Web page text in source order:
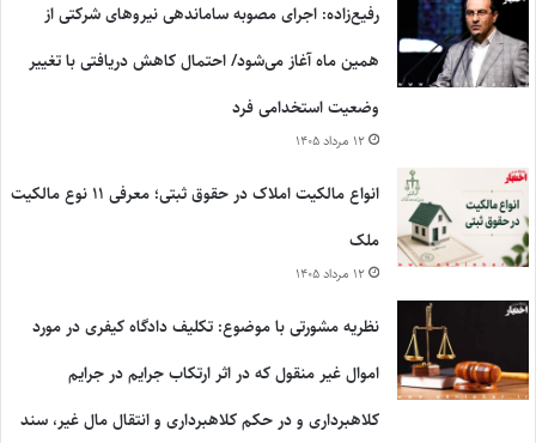
رفیع‌زاده: اجرای مصوبه ساماندهی نیروهای شرکتی از
همین ماه آغاز می‌شود/ احتمال کاهش دریافتی با تغییر
وضعیت استخدامی فرد
۱۲ مرداد ۱۴۰۵
انواع مالکیت املاک در حقوق ثبتی؛ معرفی ۱۱ نوع مالکیت
ملک
۱۲ مرداد ۱۴۰۵
نظریه مشورتی با موضوع: تکلیف دادگاه کیفری در مورد
اموال غیر منقول که در اثر ارتکاب جرایم در جرایم
کلاهبرداری و در حکم کلاهبرداری و انتقال مال غیر، سند